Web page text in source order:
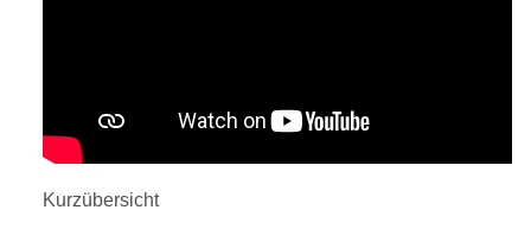
Kurzübersicht